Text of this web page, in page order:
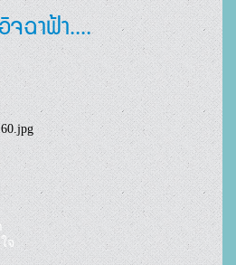
จฉาฟ้า....
จ